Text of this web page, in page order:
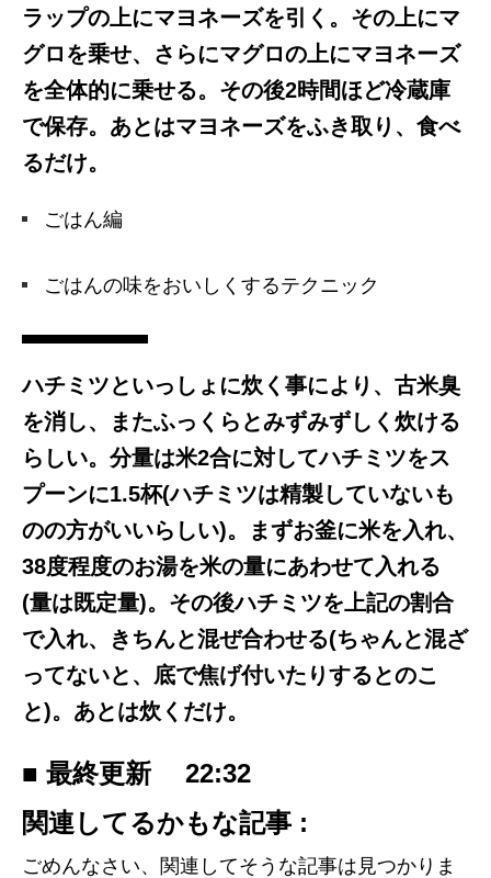
ラップの上にマヨネーズを引く。その上にマ
グロを乗せ、さらにマグロの上にマヨネーズ
を全体的に乗せる。その後2時間ほど冷蔵庫
で保存。あとはマヨネーズをふき取り、食べ
るだけ。
ごはん編
ごはんの味をおいしくするテクニック
ハチミツといっしょに炊く事により、古米臭
を消し、またふっくらとみずみずしく炊ける
らしい。分量は米2合に対してハチミツをス
プーンに1.5杯(ハチミツは精製していないも
のの方がいいらしい)。まずお釜に米を入れ、
38度程度のお湯を米の量にあわせて入れる
(量は既定量)。その後ハチミツを上記の割合
で入れ、きちんと混ぜ合わせる(ちゃんと混ざ
ってないと、底で焦げ付いたりするとのこ
と)。あとは炊くだけ。
■ 最終更新 22:32
関連してるかもな記事 :
ごめんなさい、関連してそうな記事は見つかりま